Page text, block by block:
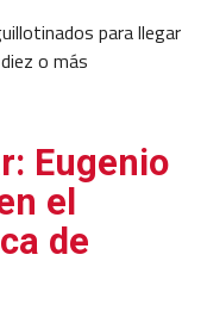
para llegar
o más
Eugenio
el
de